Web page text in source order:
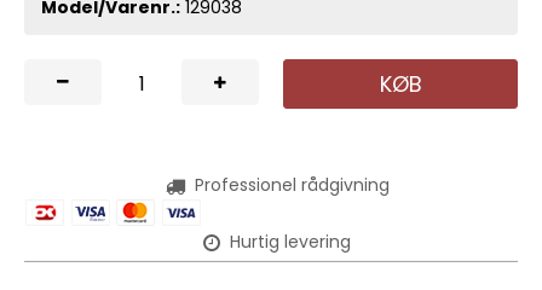
Model/Varenr.: 129038
KØB
Professionel rådgivning
Hurtig levering